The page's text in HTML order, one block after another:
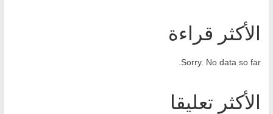
الأكثر قراءة
Sorry. No data so far.
الأكثر تعليقا